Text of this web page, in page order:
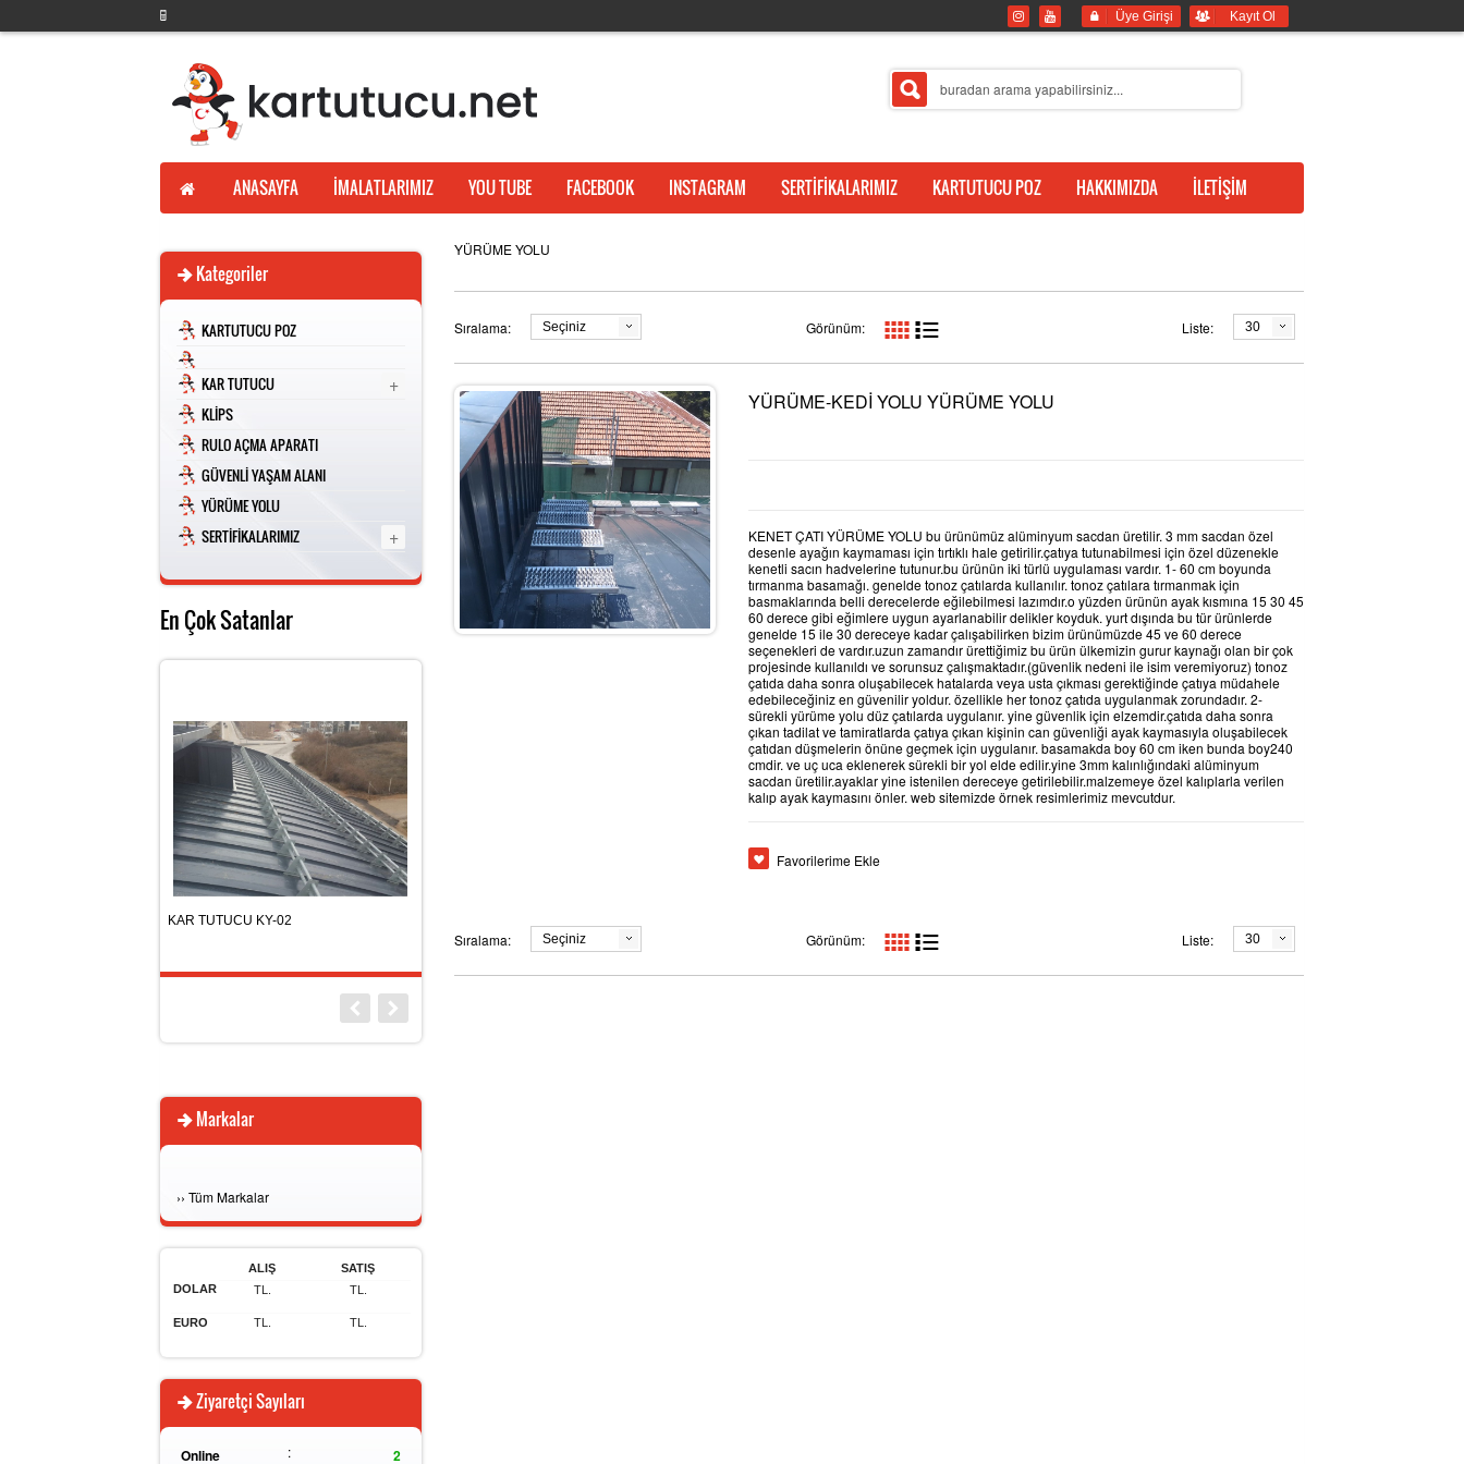
Üye Girişi Kayıt Ol
ANASAYFA İMALATLARIMIZ YOU TUBE FACEBOOK INSTAGRAM SERTİFİKALARIMIZ KARTUTUCU POZ HAKKIMIZDA İLETİŞİM
YÜRÜME YOLU
Sıralama: Seçiniz Görünüm: Liste: 30
YÜRÜME-KEDİ YOLU YÜRÜME YOLU
KENET ÇATI YÜRÜME YOLU bu ürünümüz alüminyum sacdan üretilir. 3 mm sacdan özel
desenle ayağın kaymaması için tırtıklı hale getirilir.çatıya tutunabilmesi için özel düzenekle
kenetli sacın hadvelerine tutunur.bu ürünün iki türlü uygulaması vardır. 1- 60 cm boyunda
tırmanma basamağı. genelde tonoz çatılarda kullanılır. tonoz çatılara tırmanmak için
basmaklarında belli derecelerde eğilebilmesi lazımdır.o yüzden ürünün ayak kısmına 15 30 45
60 derece gibi eğimlere uygun ayarlanabilir delikler koyduk. yurt dışında bu tür ürünlerde
genelde 15 ile 30 dereceye kadar çalışabilirken bizim ürünümüzde 45 ve 60 derece
seçenekleri de vardır.uzun zamandır ürettiğimiz bu ürün ülkemizin gurur kaynağı olan bir çok
projesinde kullanıldı ve sorunsuz çalışmaktadır.(güvenlik nedeni ile isim veremiyoruz) tonoz
çatıda daha sonra oluşabilecek hatalarda veya usta çıkması gerektiğinde çatıya müdahele
edebileceğiniz en güvenilir yoldur. özellikle her tonoz çatıda uygulanmak zorundadır. 2-
sürekli yürüme yolu düz çatılarda uygulanır. yine güvenlik için elzemdir.çatıda daha sonra
çıkan tadilat ve tamiratlarda çatıya çıkan kişinin can güvenliği ayak kaymasıyla oluşabilecek
çatıdan düşmelerin önüne geçmek için uygulanır. basamakda boy 60 cm iken bunda boy240
cmdir. ve uç uca eklenerek sürekli bir yol elde edilir.yine 3mm kalınlığındaki alüminyum
sacdan üretilir.ayaklar yine istenilen dereceye getirilebilir.malzemeye özel kalıplarla verilen
kalıp ayak kaymasını önler. web sitemizde örnek resimlerimiz mevcutdur.
Favorilerime Ekle
Sıralama: Seçiniz Görünüm: Liste: 30
Kategoriler
KARTUTUCU POZ
KAR TUTUCU +
KLİPS
RULO AÇMA APARATI
GÜVENLİ YAŞAM ALANI
YÜRÜME YOLU
SERTİFİKALARIMIZ
+
En Çok Satanlar
KAR TUTUCU KY-02
Markalar
›› Tüm Markalar
ALIŞ
SATIŞ
DOLAR
TL. TL.
EURO TL. TL.
Ziyaretçi Sayıları
Online : 2